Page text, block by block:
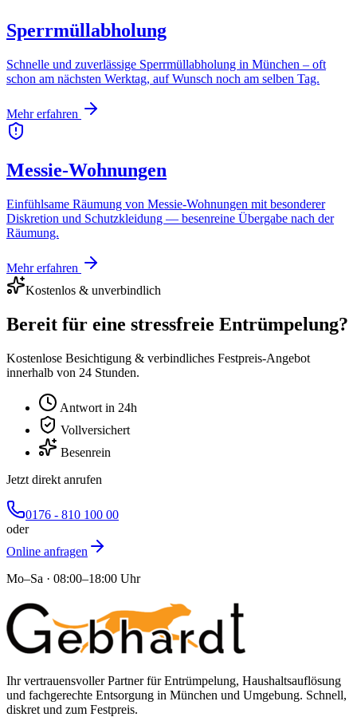
Sperrmüllabholung
Schnelle und zuverlässige Sperrmüllabholung in München – oft
schon am nächsten Werktag, auf Wunsch noch am selben Tag.
Mehr erfahren
Messie-Wohnungen
Einfühlsame Räumung von Messie-Wohnungen mit besonderer
Diskretion und Schutzkleidung — besenreine Übergabe nach der
Räumung.
Mehr erfahren
Kostenlos & unverbindlich
Bereit für eine stressfreie Entrümpelung?
Kostenlose Besichtigung & verbindliches Festpreis-Angebot
innerhalb von 24 Stunden.
Antwort in 24h
Vollversichert
Besenrein
Jetzt direkt anrufen
0176 - 810 100 00
oder
Online anfragen
Mo–Sa · 08:00–18:00 Uhr
Ihr vertrauensvoller Partner für Entrümpelung, Haushaltsauflösung
und fachgerechte Entsorgung in München und Umgebung. Schnell,
diskret und zum Festpreis.